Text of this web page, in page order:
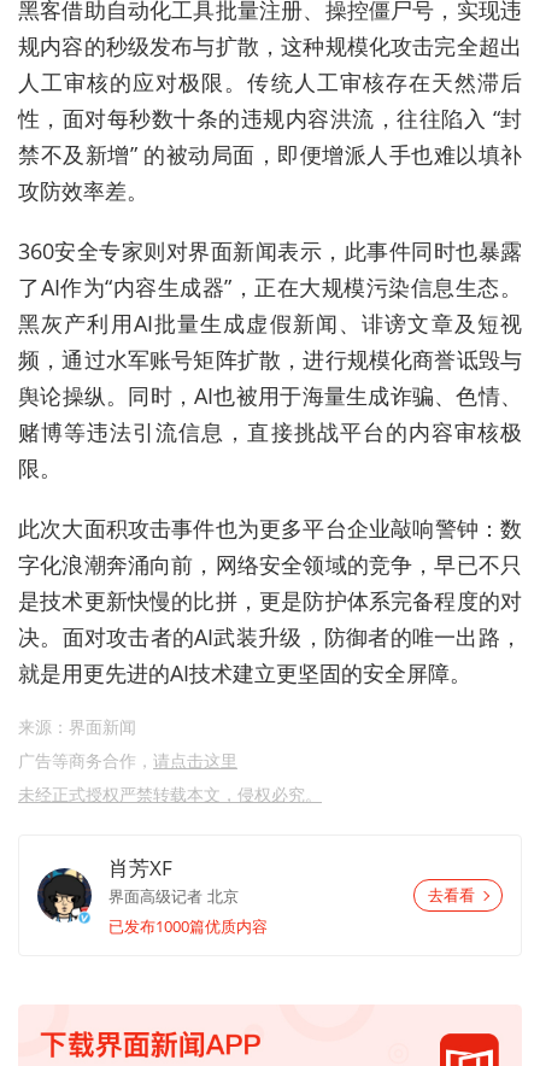
黑客借助自动化工具批量注册、操控僵尸号，实现违
规内容的秒级发布与扩散，这种规模化攻击完全超出
人工审核的应对极限。传统人工审核存在天然滞后
性，面对每秒数十条的违规内容洪流，往往陷入 “封
禁不及新增” 的被动局面，即便增派人手也难以填补
攻防效率差。
360安全专家则对界面新闻表示 ， 此事件同时也暴露
了AI作为“内容生成器”，正在大规模污染信息生态。
黑灰产利用AI批量生成虚假新闻、诽谤文章及短视
频，通过水军账号矩阵扩散，进行规模化商誉诋毁与
舆论操纵。同时，AI也被用于海量生成诈骗、色情、
赌博等违法引流信息，直接挑战平台的内容审核极
限。
此次大面积攻击事件也为更多平台企业敲响警钟 ：数
字化浪潮奔涌向前，网络安全领域的竞争，早已不只
是技术更新快慢的比拼，更是防护体系完备程度的对
决。面对攻击者的AI武装升级，防御者的唯一出路，
就是用更先进的AI技术建立更坚固的安全屏障。
来源：界面新闻
广告等商务合作， 请点击这里
未经正式授权严禁转载本文，侵权必究。
肖芳XF
界面高级记者 北京
已发布1000篇优质内容
去看看